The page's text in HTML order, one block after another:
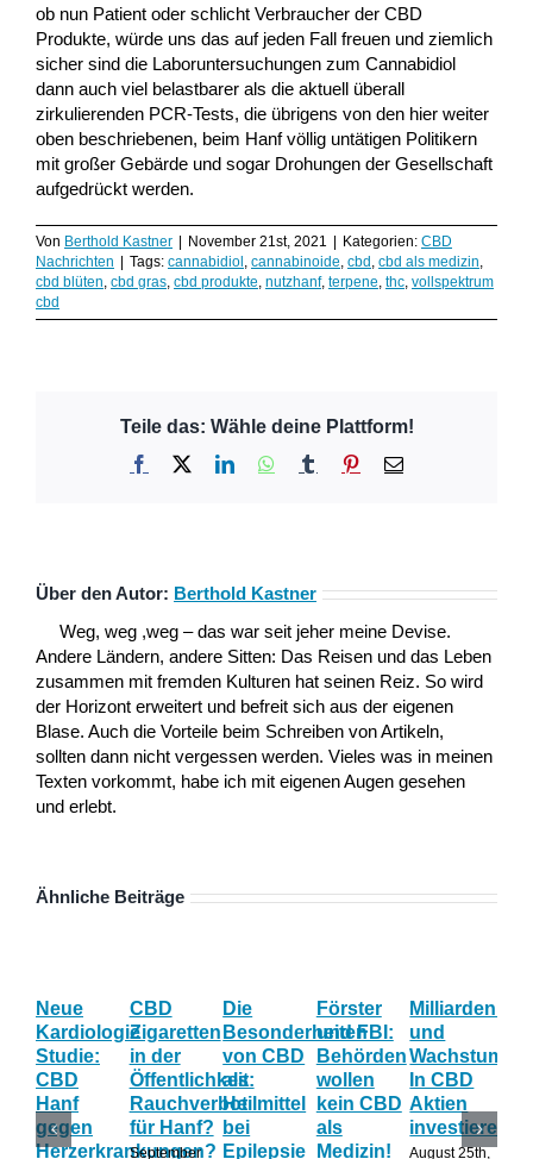
ob nun Patient oder schlicht Verbraucher der CBD
Produkte, würde uns das auf jeden Fall freuen und ziemlich
sicher sind die Laboruntersuchungen zum Cannabidiol
dann auch viel belastbarer als die aktuell überall
zirkulierenden PCR-Tests, die übrigens von den hier weiter
oben beschriebenen, beim Hanf völlig untätigen Politikern
mit großer Gebärde und sogar Drohungen der Gesellschaft
aufgedrückt werden.
Von Berthold Kastner | November 21st, 2021 | Kategorien: CBD
Nachrichten | Tags: cannabidiol, cannabinoide, cbd, cbd als medizin,
cbd blüten, cbd gras, cbd produkte, nutzhanf, terpene, thc, vollspektrum
cbd
Teile das: Wähle deine Plattform!
Facebook LinkedInWhatsApp
Tumblr Pinterest
E-
Über den Autor: Berthold Kastner
Weg, weg ,weg – das war seit jeher meine Devise.
Andere Ländern, andere Sitten: Das Reisen und das Leben
zusammen mit fremden Kulturen hat seinen Reiz. So wird
der Horizont erweitert und befreit sich aus der eigenen
Blase. Auch die Vorteile beim Schreiben von Artikeln,
sollten dann nicht vergessen werden. Vieles was in meinen
Texten vorkommt, habe ich mit eigenen Augen gesehen
und erlebt.
Ähnliche Beiträge
Neue
Kardiologie
Studie:
CBD
Hanf
gegen
Herzerkrankungen?
CBD
Zigaretten
in der
Öffentlichkeit:
Rauchverbot
für Hanf?
September
Die
Besonderheiten
von CBD
als
Heilmittel
bei
Epilepsie
Förster
und FBI:
Behörden
wollen
kein CBD
als
Medizin!
und
Wachstum:
In CBD
Aktien
investieren?
August 25th,